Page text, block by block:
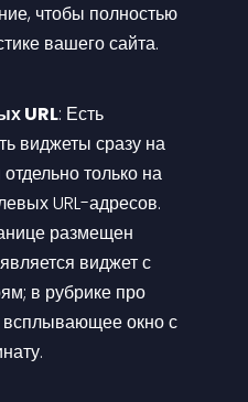
чтобы полностью
вашего сайта.
URL: Есть
виджеты сразу на
только на
URL-адресов.
размещен
виджет с
в рубрике про
окно с